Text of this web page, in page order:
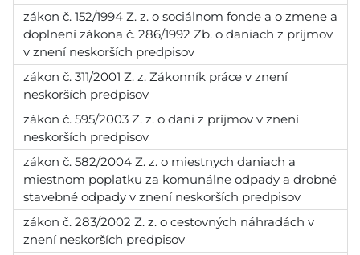
zákon č. 152/1994 Z. z. o sociálnom fonde a o zmene a
doplnení zákona č. 286/1992 Zb. o daniach z príjmov
v znení neskorších predpisov
zákon č. 311/2001 Z. z. Zákonník práce v znení
neskorších predpisov
zákon č. 595/2003 Z. z. o dani z príjmov v znení
neskorších predpisov
zákon č. 582/2004 Z. z. o miestnych daniach a
miestnom poplatku za komunálne odpady a drobné
stavebné odpady v znení neskorších predpisov
zákon č. 283/2002 Z. z. o cestovných náhradách v
znení neskorších predpisov